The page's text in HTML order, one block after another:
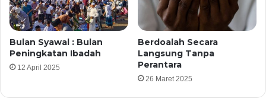
Bulan Syawal : Bulan
Peningkatan Ibadah
12 April 2025
Berdoalah Secara
Langsung Tanpa
Perantara
26 Maret 2025